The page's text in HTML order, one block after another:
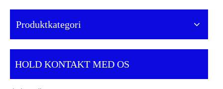
Produktkategori
HOLD KONTAKT MED OS